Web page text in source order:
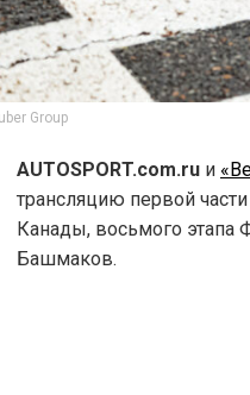
Group
AUTOSPORT.com.ruи
трансляцию первой
Канады, восьмого
Башмаков.